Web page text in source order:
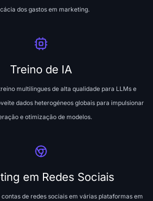
dos gastos em marketing.
Treino de IA
multilingues de alta qualidade para LLMs e
dados heterogéneos globais para impulsionar
e otimização de modelos.
em Redes Sociais
de redes sociais em várias plataformas em